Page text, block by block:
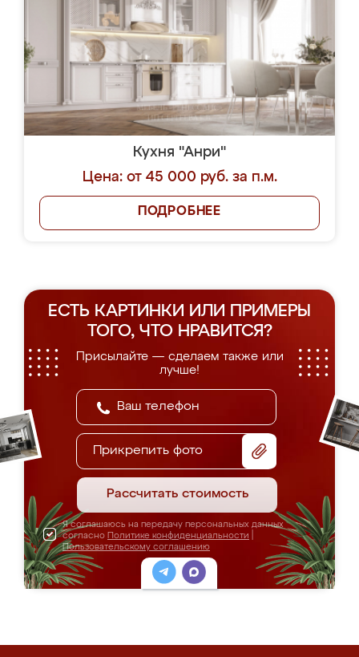
Кухня "Анри"
Цена: от 45 000 руб. за п.м.
ПОДРОБНЕЕ
ЕСТЬ КАРТИНКИ ИЛИ ПРИМЕРЫ
ТОГО, ЧТО НРАВИТСЯ?
Присылайте — сделаем также или
лучше!
Прикрепить фото
Рассчитать стоимость
Я соглашаюсь на передачу персональных данных
согласно Политике конфиденциальности
Пользовательскому соглашению